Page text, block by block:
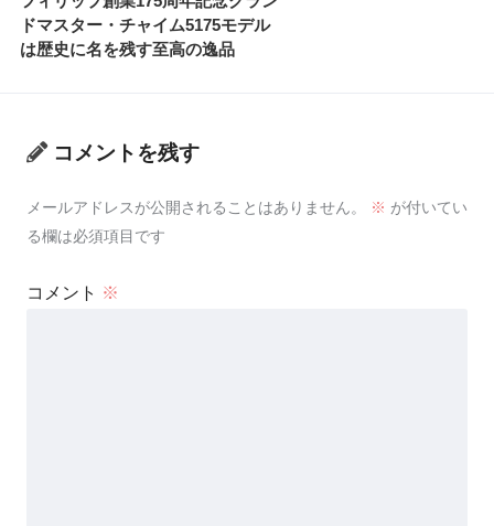
ドマスター・チャイム5175モデル
は歴史に名を残す至高の逸品
コメントを残す
メールアドレスが公開されることはありません。 ※ が付いてい
る欄は必須項目です
コメント ※